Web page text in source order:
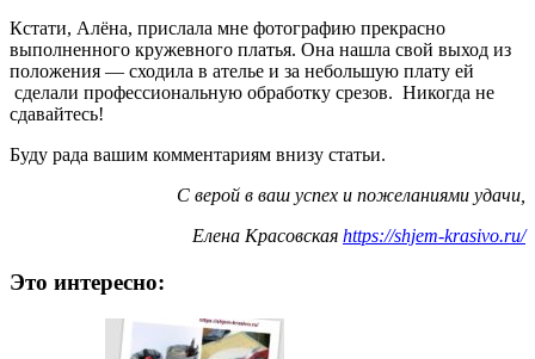
Кстати, Алёна, прислала мне фотографию прекрасно
выполненного кружевного платья. Она нашла свой выход из
положения — сходила в ателье и за небольшую плату ей
сделали профессиональную обработку срезов. Никогда не
сдавайтесь!
Буду рада вашим комментариям внизу статьи.
С верой в ваш успех и пожеланиями удачи,
Елена Красовская https://shjem-krasivo.ru/
Это интересно: